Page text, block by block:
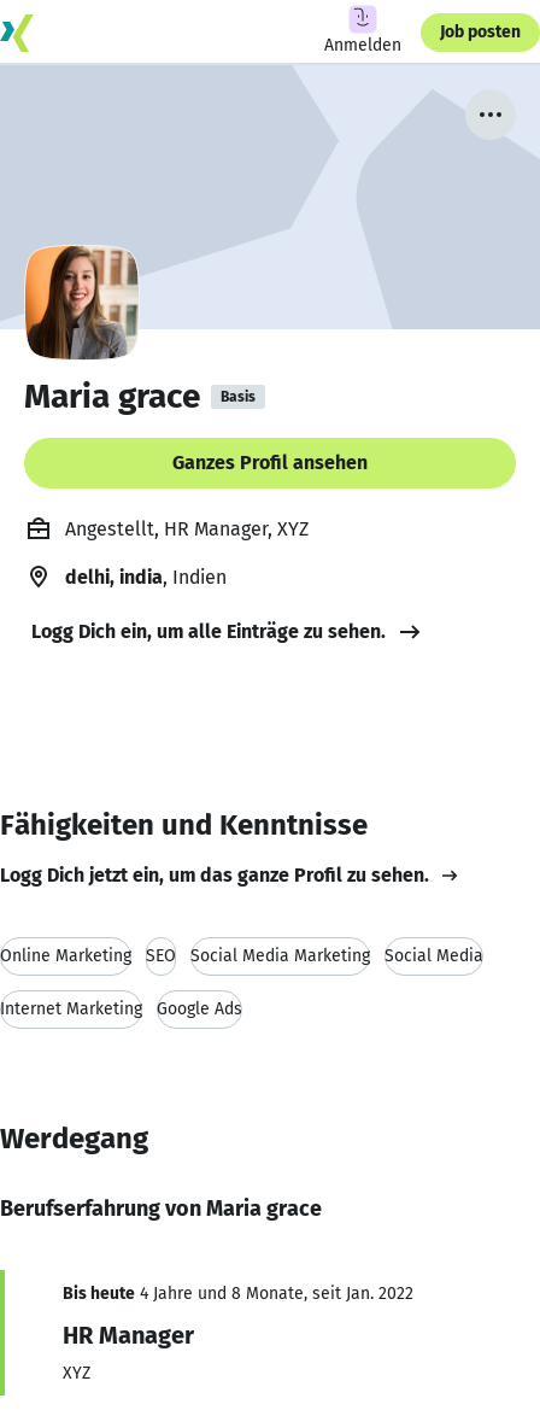
Anmelden
Job posten
Maria grace Basis
Ganzes Profil ansehen
Angestellt, HR Manager, XYZ
delhi, india, Indien
Logg Dich ein, um alle Einträge zu sehen.
Fähigkeiten und Kenntnisse
Logg Dich jetzt ein, um das ganze Profil zu sehen.
Online Marketing SEO Social Media Marketing Social Media
Internet Marketing Google Ads
Werdegang
Berufserfahrung von Maria grace
Bis heute 4 Jahre und 8 Monate, seit Jan. 2022
HR Manager
XYZ